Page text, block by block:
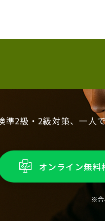
準2級・2級対策、一人
オンライン無料
※合